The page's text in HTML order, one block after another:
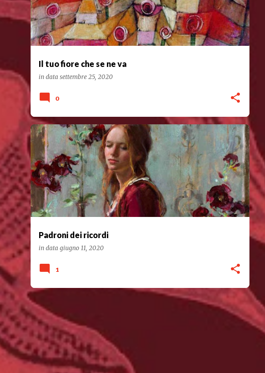
Il tuo fiore che se ne va
in data settembre 25, 2020
0
Padroni dei ricordi
in data giugno 11, 2020
POESIA
1